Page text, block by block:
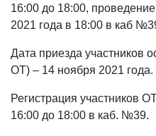
16:00 до 18:00,
2021 года в 18:00 в каб
Дата приезда участников
ОТ) – 14 ноября 2021 года.
Регистрация участников
16:00 до 18:00 в каб. №39.